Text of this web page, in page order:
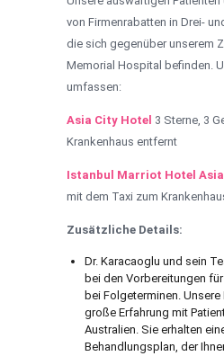
von Firmenrabatten in Drei-
die sich gegenüber unserem
Memorial Hospital befinden.
umfassen:
Asia City Hotel 3 Sterne, 3
Krankenhaus entfernt
Istanbul Marriot Hotel Asia
mit dem Taxi zum
Zusätzliche Details:
Dr. Karacaoglu und sein
bei den Vorbereitungen
bei Folgeterminen.
große Erfahrung mit
Australien. Sie erhalten
Behandlungsplan, der